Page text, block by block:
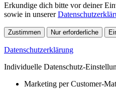
Erkundige dich bitte vor deiner
sowie in unserer
Zustimmen Nur erforderliche
Datenschutzerklärung
Individuelle Datenschutz-
Marketing per Customer-